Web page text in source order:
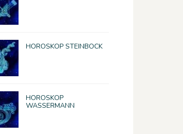
HOROSKOP STEINBOCK
HOROSKOP
WASSERMANN